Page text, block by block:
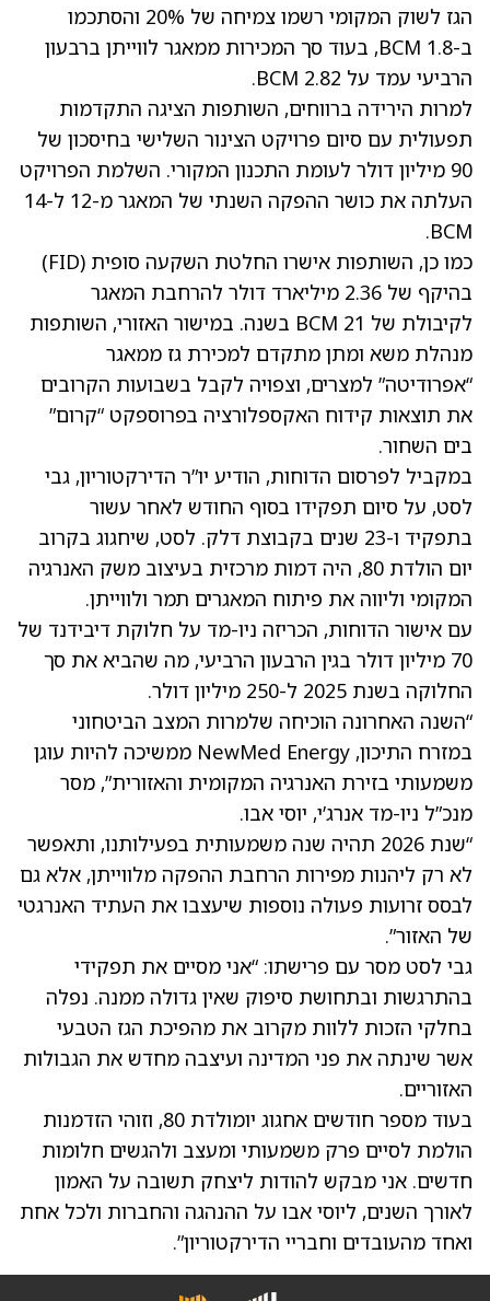
הגז לשוק המקומי רשמו צמיחה של 20% והסתכמו
ב-1.8 BCM, בעוד סך המכירות ממאגר לווייתן ברבעון
הרביעי עמד על 2.82 BCM.
למרות הירידה ברווחים, השותפות הציגה התקדמות
תפעולית עם סיום פרויקט הצינור השלישי בחיסכון של
90 מיליון דולר לעומת התכנון המקורי. השלמת הפרויקט
העלתה את כושר ההפקה השנתי של המאגר מ-12 ל-14
BCM.
כמו כן, השותפות אישרו החלטת השקעה סופית (FID)
בהיקף של 2.36 מיליארד דולר להרחבת המאגר
לקיבולת של 21 BCM בשנה. במישור האזורי, השותפות
מנהלת משא ומתן מתקדם למכירת גז ממאגר
“אפרודיטה” למצרים, וצפויה לקבל בשבועות הקרובים
את תוצאות קידוח האקספלורציה בפרוספקט “קרום”
בים השחור.
במקביל לפרסום הדוחות, הודיע יו”ר הדירקטוריון, גבי
לסט, על סיום תפקידו בסוף החודש לאחר עשור
בתפקיד ו-23 שנים בקבוצת דלק. לסט, שיחגוג בקרוב
יום הולדת 80, היה דמות מרכזית בעיצוב משק האנרגיה
המקומי וליווה את פיתוח המאגרים תמר ולווייתן.
עם אישור הדוחות, הכריזה ניו-מד על חלוקת דיבידנד של
70 מיליון דולר בגין הרבעון הרביעי, מה שהביא את סך
החלוקה בשנת 2025 ל-250 מיליון דולר.
“השנה האחרונה הוכיחה שלמרות המצב הביטחוני
במזרח התיכון, NewMed Energy ממשיכה להיות עוגן
משמעותי בזירת האנרגיה המקומית והאזורית”, מסר
מנכ”ל ניו-מד אנרג’י, יוסי אבו.
“שנת 2026 תהיה שנה משמעותית בפעילותנו, ותאפשר
לא רק ליהנות מפירות הרחבת ההפקה מלווייתן, אלא גם
לבסס זרועות פעולה נוספות שיעצבו את העתיד האנרגטי
של האזור”.
גבי לסט מסר עם פרישתו: “אני מסיים את תפקידי
בהתרגשות ובתחושת סיפוק שאין גדולה ממנה. נפלה
בחלקי הזכות ללוות מקרוב את מהפיכת הגז הטבעי
אשר שינתה את פני המדינה ועיצבה מחדש את הגבולות
האזוריים.
בעוד מספר חודשים אחגוג יומולדת 80, וזוהי הזדמנות
הולמת לסיים פרק משמעותי ומעצב ולהגשים חלומות
חדשים. אני מבקש להודות ליצחק תשובה על האמון
לאורך השנים, ליוסי אבו על ההנהגה והחברות ולכל אחת
ואחד מהעובדים וחבריי הדירקטוריון”.